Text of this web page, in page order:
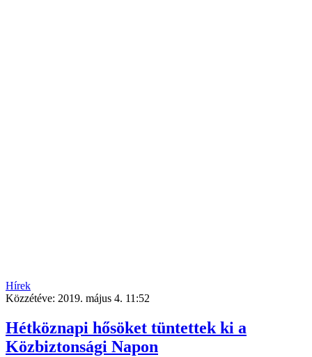
Hírek
Közzétéve: 2019. május 4. 11:52
Hétköznapi hősöket tüntettek ki a
Közbiztonsági Napon